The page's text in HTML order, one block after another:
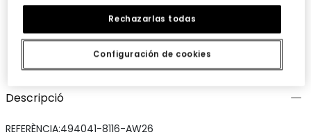
Comparteix
Descripció
REFERÈNCIA:494041-8116-AW26
Configuración de cookies
Rechazarlas todas